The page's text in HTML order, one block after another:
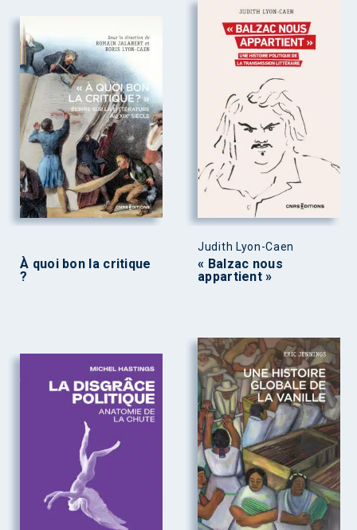
À quoi bon la critique
?
Judith Lyon-Caen
« Balzac nous
appartient »